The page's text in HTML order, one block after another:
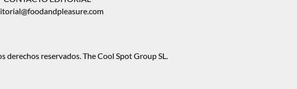
reservados. The Cool Spot Group SL.